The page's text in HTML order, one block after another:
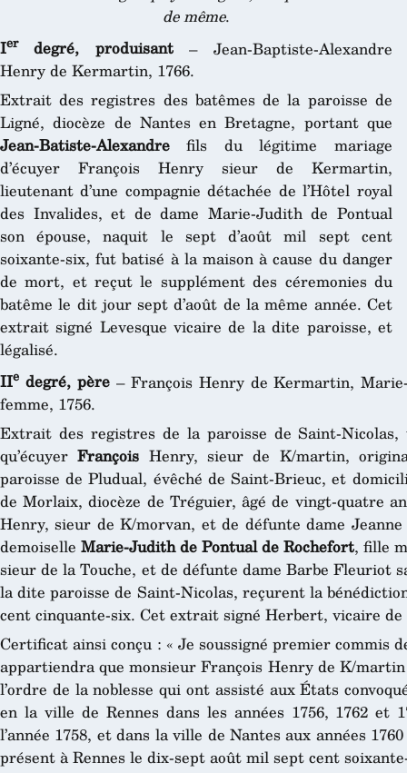
de même.
Ierdegré, produisant– Jean-Baptiste-Alexandre
Henry de Kermartin, 1766.
Extrait des registres des batêmes de la paroisse de
Ligné, diocèze de Nantes en Bretagne, portant que
Jean-Batiste-Alexandre fils du légitime mariage
d’écuyer François Henry sieur de Kermartin,
lieutenant d’une compagnie détachée de l’Hôtel royal
des Invalides, et de dame Marie-Judith de Pontual
son épouse, naquit le sept d’août mil sept cent
soixante-six, fut batisé à la maison à cause du danger
de mort, et reçut le supplément des céremonies du
batême le dit jour sept d’août de la même année. Cet
extrait signé Levesque vicaire de la dite paroisse, et
légalisé.
IIe degré, père– François Henry de Kermartin,
femme, 1756.
Extrait des registres de la paroisse de Saint-
qu’écuyerFrançois Henry, sieur de K/martin,
paroisse de Pludual, évêché de Saint-Brieuc, et
de Morlaix, diocèze de Tréguier, âgé de vingt-quatre
Henry, sieur de K/morvan, et de défunte dame
demoiselle Marie-Judith de Pontual de Rochefort, fille
sieur de la Touche, et de défunte dame Barbe Fleuriot
la dite paroisse de Saint-Nicolas, reçurent la
cent cinquante-six. Cet extrait signé Herbert, vicaire
Certificat ainsi conçu : « Je soussigné premier commis
appartiendra que monsieur François Henry de K/
l’ordre de la noblesse qui ont assisté aux États
en la ville de Rennes dans les années 1756, 1762 et
l’année 1758, et dans la ville de Nantes aux années
présent à Rennes le dix-sept août mil sept cent